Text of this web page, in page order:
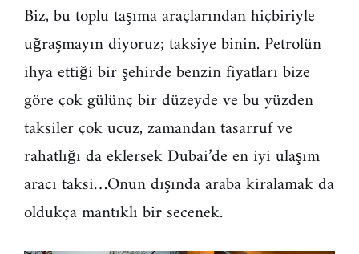
Biz, bu toplu taşıma araçlarından hiçbiriyle
uğraşmayın diyoruz; taksiye binin. Petrolün
ihya ettiği bir şehirde benzin fiyatları bize
göre çok gülünç bir düzeyde ve bu yüzden
taksiler çok ucuz, zamandan tasarruf ve
rahatlığı da eklersek Dubai’de en iyi ulaşım
aracı taksi…Onun dışında araba kiralamak da
oldukça mantıklı bir secenek.